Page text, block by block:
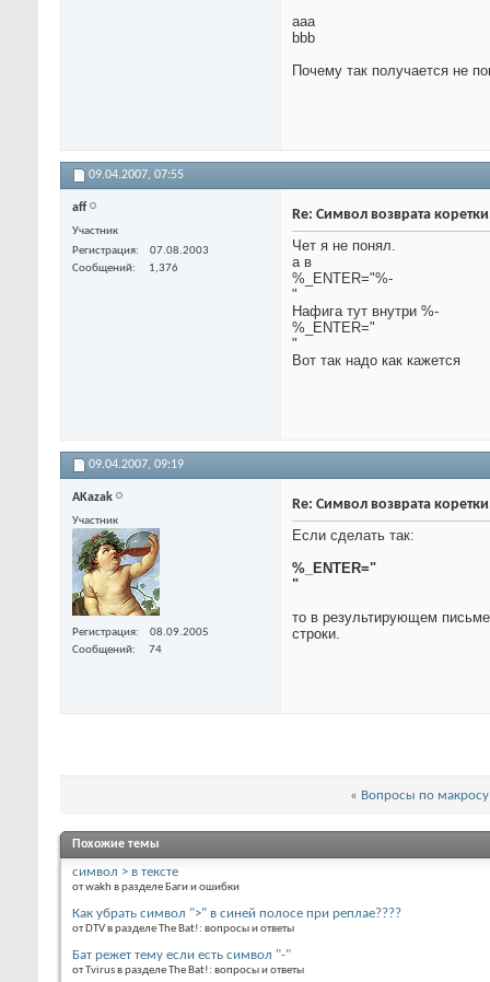
aaa
bbb
Почему так получается не
09.04.2007, 07:55
aff
Участник
Регистрация
07.08.2003
Сообщений
1,376
Re: Символ возврата
Чет я не понял.
а в
%_ENTER="%-
"
Нафига тут внутри %-
%_ENTER="
"
Вот так надо как кажется
09.04.2007, 09:19
AKazak
Участник
Регистрация
08.09.2005
Сообщений
74
Re: Символ возврата
Если сделать так:
%_ENTER="
"
то в результирующем
строки.
« Вопросы по
Похожие темы
символ > в тексте
от wakh в разделе Баги и ошибки
Как убрать символ ">" в синей полосе при реплае????
от DTV в разделе The Bat!: вопросы и ответы
Бат режет тему если есть символ "-"
от Tvirus в разделе The Bat!: вопросы и ответы